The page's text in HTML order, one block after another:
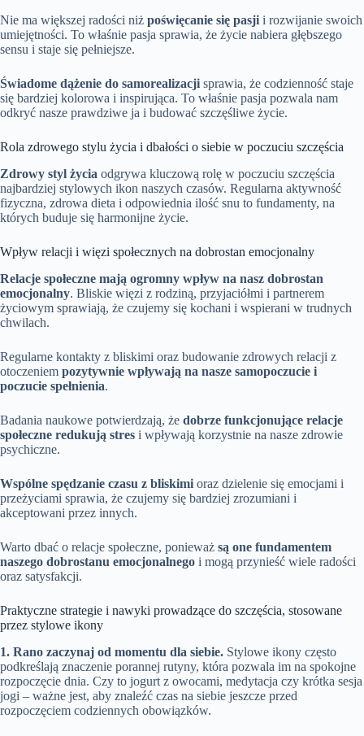
Nie ma większej radości niż poświęcanie się pasji i rozwijanie swoich
umiejętności. To właśnie pasja sprawia, że życie nabiera głębszego
sensu i staje się pełniejsze.
Świadome dążenie do samorealizacji sprawia, że codzienność staje
się bardziej kolorowa i inspirująca. To właśnie pasja pozwala nam
odkryć nasze prawdziwe ja i budować szczęśliwe życie.
Rola zdrowego stylu życia i dbałości o siebie w poczuciu szczęścia
Zdrowy styl życia odgrywa kluczową rolę w poczuciu szczęścia
najbardziej stylowych ikon naszych czasów. Regularna aktywność
fizyczna, zdrowa dieta i odpowiednia ilość snu to fundamenty, na
których buduje się harmonijne życie.
Wpływ relacji i więzi społecznych na dobrostan emocjonalny
Relacje społeczne mają ogromny wpływ na nasz dobrostan
emocjonalny. Bliskie więzi z rodziną, przyjaciółmi i partnerem
życiowym sprawiają, że czujemy się kochani i wspierani w trudnych
chwilach.
Regularne kontakty z bliskimi oraz budowanie zdrowych relacji z
otoczeniem pozytywnie wpływają na nasze samopoczucie i
poczucie spełnienia.
Badania naukowe potwierdzają, że dobrze funkcjonujące relacje
społeczne redukują stres i wpływają korzystnie na nasze zdrowie
psychiczne.
Wspólne spędzanie czasu z bliskimi oraz dzielenie się emocjami i
przeżyciami sprawia, że czujemy się bardziej zrozumiani i
akceptowani przez innych.
Warto dbać o relacje społeczne, ponieważ są one fundamentem
naszego dobrostanu emocjonalnego i mogą przynieść wiele radości
oraz satysfakcji.
Praktyczne strategie i nawyki prowadzące do szczęścia, stosowane
przez stylowe ikony
1. Rano zaczynaj od momentu dla siebie. Stylowe ikony często
podkreślają znaczenie porannej rutyny, która pozwala im na spokojne
rozpoczęcie dnia. Czy to jogurt z owocami, medytacja czy krótka sesja
jogi – ważne jest, aby znaleźć czas na siebie jeszcze przed
rozpoczęciem codziennych obowiązków.